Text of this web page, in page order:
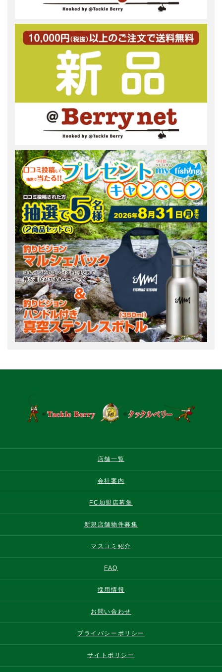
店舗一覧
会社案内
FC加盟店募集
新規店舗物件募集
マスコミ紹介
FAQ
採用情報
お問い合わせ
プライバシーポリシー
サイトポリシー